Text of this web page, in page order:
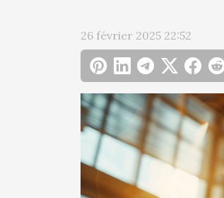
26 février 2025 22:52